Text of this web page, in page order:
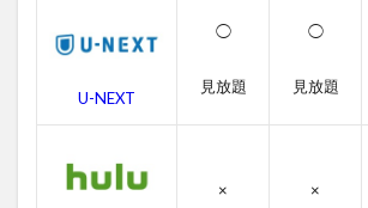
ス
一
2
ス
ラ
U-NEXT
◯
見放題
◯
見放題
× ×